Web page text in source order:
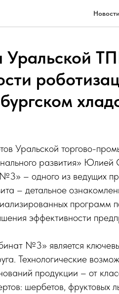
Уральской
Уральской торгово-
развития»
– одного из ведущих
– детальное
программ
эффективности
№3» является
Технологические
продукции – от
шербетов, фруктовых